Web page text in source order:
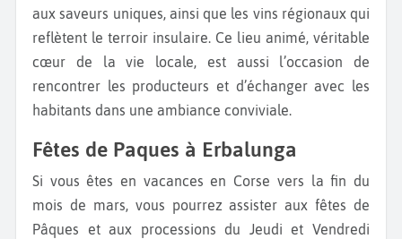
aux saveurs uniques, ainsi que les vins régionaux qui
reflètent le terroir insulaire. Ce lieu animé, véritable
cœur de la vie locale, est aussi l’occasion de
rencontrer les producteurs et d’échanger avec les
habitants dans une ambiance conviviale.
Fêtes de Paques à Erbalunga
Si vous êtes en vacances en Corse vers la fin du
mois de mars, vous pourrez assister aux fêtes de
Pâques et aux processions du Jeudi et Vendredi